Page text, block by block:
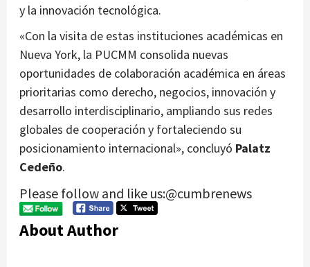
y la innovación tecnológica.
«Con la visita de estas instituciones académicas en
Nueva York, la PUCMM consolida nuevas
oportunidades de colaboración académica en áreas
prioritarias como derecho, negocios, innovación y
desarrollo interdisciplinario, ampliando sus redes
globales de cooperación y fortaleciendo su
posicionamiento internacional», concluyó Palatz
Cedeño.
Please follow and like us:@cumbrenews
About Author